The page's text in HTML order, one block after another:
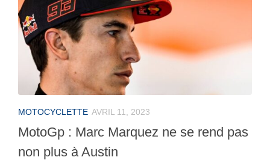
MOTOCYCLETTE AVRIL 11, 2023
MotoGp : Marc Marquez ne se rend pas
non plus à Austin